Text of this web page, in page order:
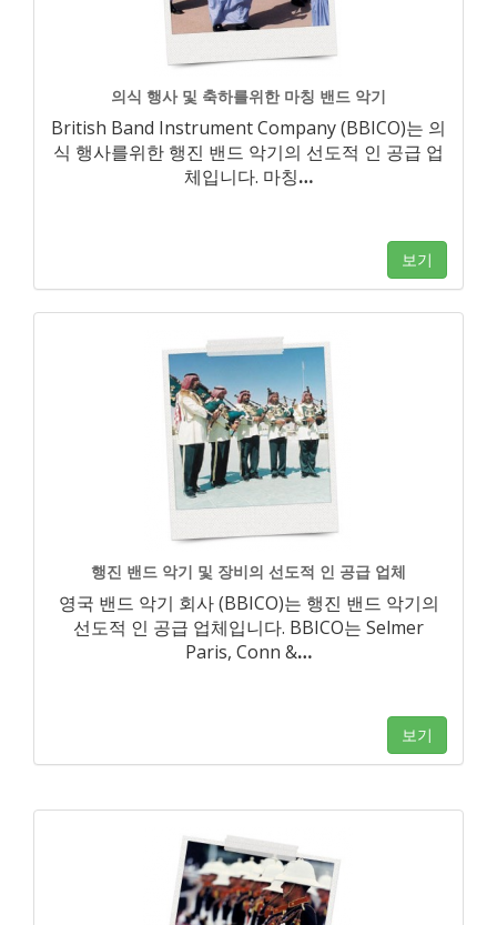
의식 행사 및 축하를위한 마칭 밴드 악기
British Band Instrument Company (BBICO)는 의
식 행사를위한 행진 밴드 악기의 선도적 인 공급 업
체입니다. 마칭…
보기
행진 밴드 악기 및 장비의 선도적 인 공급 업체
영국 밴드 악기 회사 (BBICO)는 행진 밴드 악기의
선도적 인 공급 업체입니다. BBICO는 Selmer
Paris, Conn &…
보기